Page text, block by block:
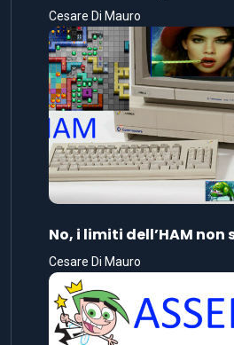
Cesare Di Mauro
No, i limiti dell’HAM
Cesare Di Mauro